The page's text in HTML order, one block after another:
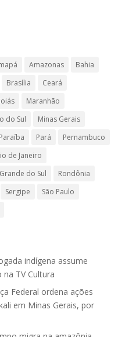
Amazonas
Bahia
Brasília
Ceará
Maranhão
do Sul
Minas Gerais
Paraíba Pará
Pernambuco
de Janeiro
do Sul
Rondônia
Sergipe
São Paulo
indígena assume
TV Cultura
Federal ordena ações
em Minas Gerais, por